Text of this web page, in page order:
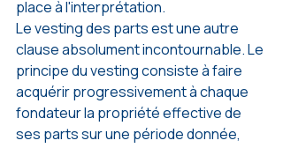
place à l'interprétation.
Le vesting des parts est une autre
clause absolument incontournable. Le
principe du vesting consiste à faire
acquérir progressivement à chaque
fondateur la propriété effective de
ses parts sur une période donnée,